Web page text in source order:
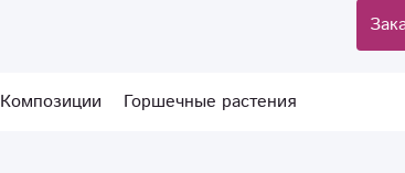
Композиции Горшечные растения